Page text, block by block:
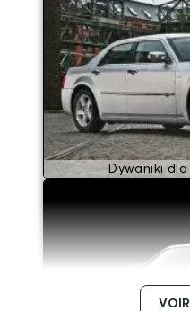
Dywaniki dla